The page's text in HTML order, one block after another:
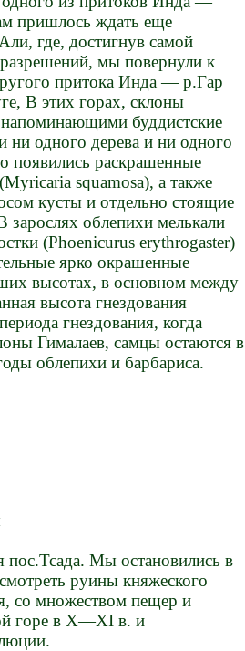
пришлось ждать еще
где, достигнув самой
мы повернули к
притока Инда — р.Гар
В этих горах, склоны
буддистские
одного дерева и ни одного
появились раскрашенные
squamosa), a также
кусты и отдельно стоящие
облепихи мелькали
(Phoenicurus erythrogaster)
ярко окрашенные
высотах, в основном между
высота гнездования
гнездования, когда
Гималаев, самцы остаются в
облепихи и барбариса.
пос.Тсада. Мы остановились в
руины княжеского
со множеством пещер и
горе в X—XI в. и